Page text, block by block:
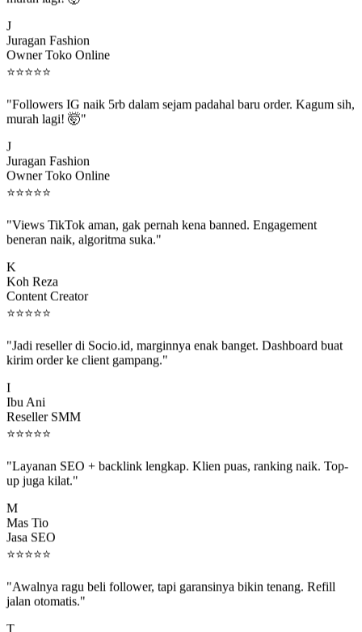
Juragan Fashion
Owner Toko Online
⭐⭐⭐⭐⭐
murah lagi! 🤯"
Juragan Fashion
Owner Toko Online
⭐⭐⭐⭐⭐
beneran naik, algoritma suka."
Koh Reza
Content Creator
⭐⭐⭐⭐⭐
kirim order ke client gampang."
Ibu Ani
Reseller SMM
⭐⭐⭐⭐⭐
up juga kilat."
Mas Tio
Jasa SEO
⭐⭐⭐⭐⭐
jalan otomatis."